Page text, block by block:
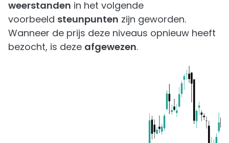
weerstanden in het volgende
voorbeeld steunpunten zijn geworden.
Wanneer de prijs deze niveaus opnieuw heeft
bezocht, is deze afgewezen.